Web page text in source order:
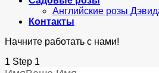
Английские розы
Контакты
Начните работать с нами!
1 Step 1